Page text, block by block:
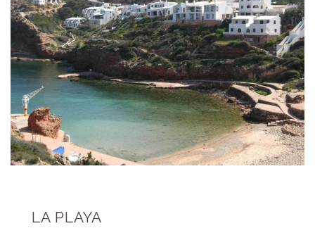
LA PLAYA